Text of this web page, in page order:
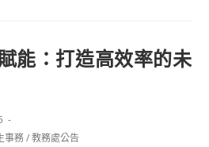
能：打造高效率的未
事務/教務處公告